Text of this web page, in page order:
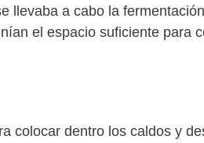
llevaba a cabo la
el espacio suficiente para
colocar dentro los caldos y